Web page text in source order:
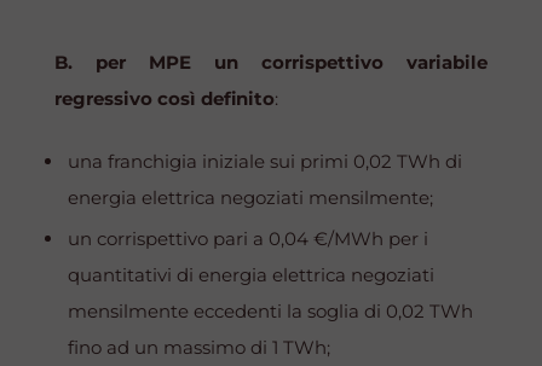
B. per MPE un corrispettivo variabile
regressivo così definito:
una franchigia iniziale sui primi 0,02 TWh di
energia elettrica negoziati mensilmente;
un corrispettivo pari a 0,04 €/MWh per i
quantitativi di energia elettrica negoziati
mensilmente eccedenti la soglia di 0,02 TWh
fino ad un massimo di 1 TWh;